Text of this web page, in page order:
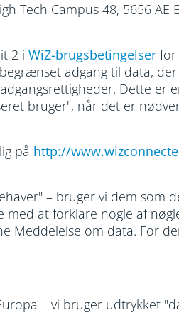
Tech Campus 48, 5656 AE
2 i WiZ-brugsbetingelser for
adgang til data,
Dette er
bruger", når det er
på http://
– bruger vi dem som
at forklare nogle af
Meddelelse om data. For
– vi bruger udtrykket